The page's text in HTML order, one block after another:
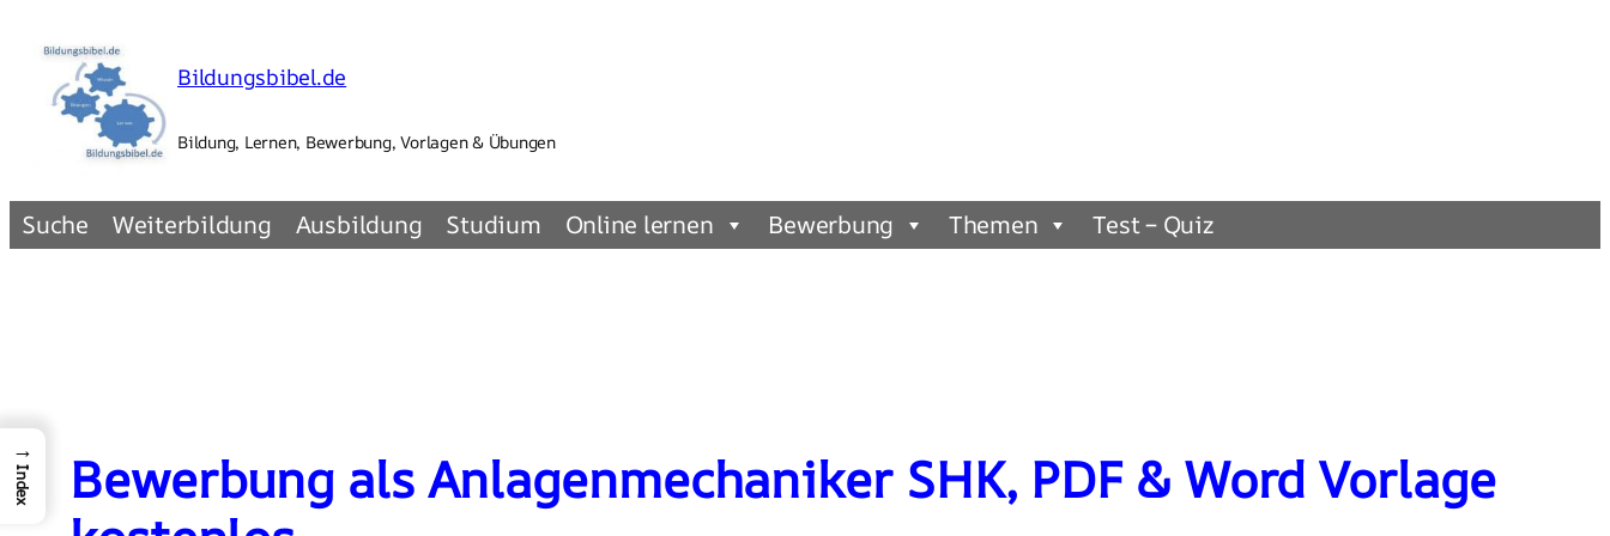
Inhalt
springen
Bildungsbibel.de
Bildung, Lernen, Bewerbung, Vorlagen & Übungen
Suche Weiterbildung Ausbildung Studium Online lernen Bewerbung Themen Test – Quiz
Bewerbung als Anlagenmechaniker SHK, PDF & Word Vorlage
→
Index